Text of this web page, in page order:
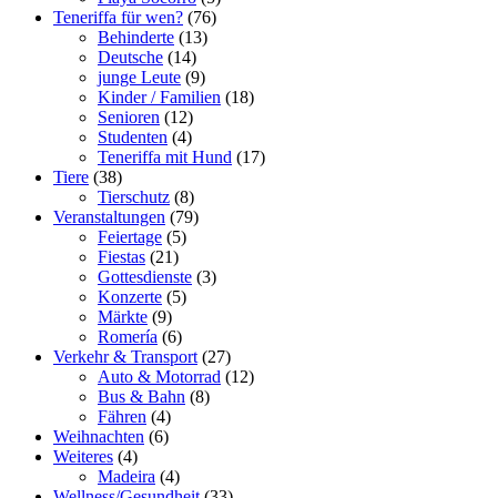
Teneriffa für wen? (76)
Behinderte (13)
Deutsche (14)
junge Leute (9)
Kinder / Familien (18)
Senioren (12)
Studenten (4)
Teneriffa mit Hund (17)
Tiere (38)
Tierschutz (8)
Veranstaltungen (79)
Feiertage (5)
Fiestas (21)
Gottesdienste (3)
Konzerte (5)
Märkte (9)
Romerí­a (6)
Verkehr & Transport (27)
Auto & Motorrad (12)
Bus & Bahn (8)
Fähren (4)
Weihnachten (6)
Weiteres (4)
Madeira (4)